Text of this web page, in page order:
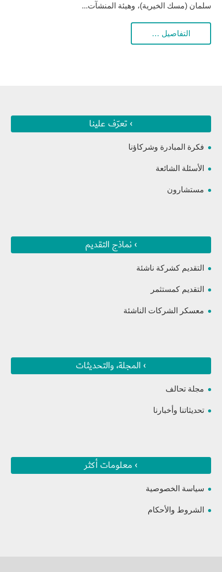
سلمان (مسك الخيرية)، وهيئة المنشآت...
التفاصيل …
› تعرّف علينا
فكرة المبادرة وشركاؤنا
الأسئلة الشائعة
مستشارون
› نماذج التقديم
التقديم كشركة ناشئة
التقديم كمستثمر
معسكر الشركات الناشئة
› المجلة، والتحديثات
مجلة تحالف
تحديثاتنا وأخبارنا
› معلومات أكثر
سياسة الخصوصية
الشروط والأحكام